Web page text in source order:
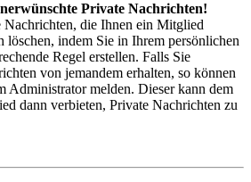
Private Nachrichten!
Nachrichten, die Ihnen ein Mitglied
löschen, indem Sie in Ihrem persönlichen
Regel erstellen. Falls Sie
von jemandem erhalten, so können
Administrator melden. Dieser kann dem
dann verbieten, Private Nachrichten zu